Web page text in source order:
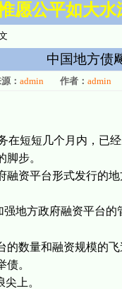
愿公平如大
中国地方债
： admin 作者： admin
短短几个月内，已
步。
平台形式发行的地
方政府融资平台的
数量和融资规模的飞
。
上。